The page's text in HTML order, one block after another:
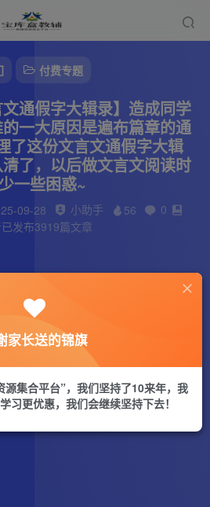
付费专题
文通假字大辑录】造成同学
一大原因是遍布篇章的通
了这份文言文通假字大辑
了，以后做文言文阅读时
一些困惑~
09-28 小助手 56
0
发布3919篇文章
家长送的锦旗
源集合平台”，我们坚持了10来年，我
习更优惠，我们会继续坚持下去！